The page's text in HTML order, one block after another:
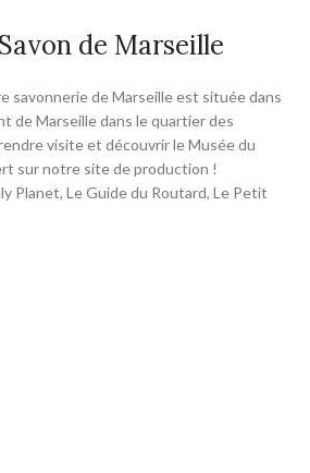
de Marseille
savonnerie de Marseille est située dans
de Marseille dans le quartier des
visite et découvrir le Musée du
sur notre site de production !
Planet, Le Guide du Routard, Le Petit